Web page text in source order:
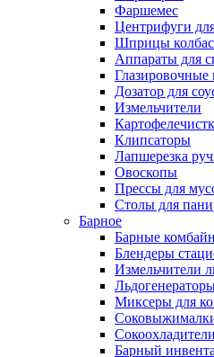
Фаршемес
Центрифуги
Шприцы
Аппараты для
Дозатор для
Измельчители
Клипсаторы
Лапшерезка
Овоскопы
Прессы для
Столы для
Барное
Барные
Блендеры
Измельчители
Миксеры для
Барный